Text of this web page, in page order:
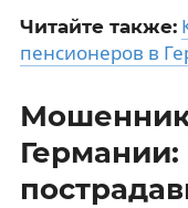
Читайте также:
пенсионеров в
Германии: